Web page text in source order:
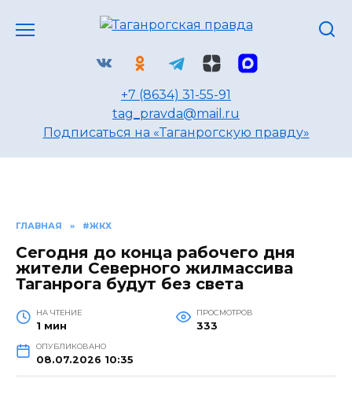
+7 (8634) 31-55-91
tag_pravda@mail.ru
Подписаться на «Таганрогскую правду»
ГЛАВНАЯ » #ЖКХ
Сегодня до конца рабочего дня
жители Северного жилмассива
Таганрога будут без света
НА ЧТЕНИЕ
1 мин
ПРОСМОТРОВ
333
ОПУБЛИКОВАНО
08.07.2026 10:35